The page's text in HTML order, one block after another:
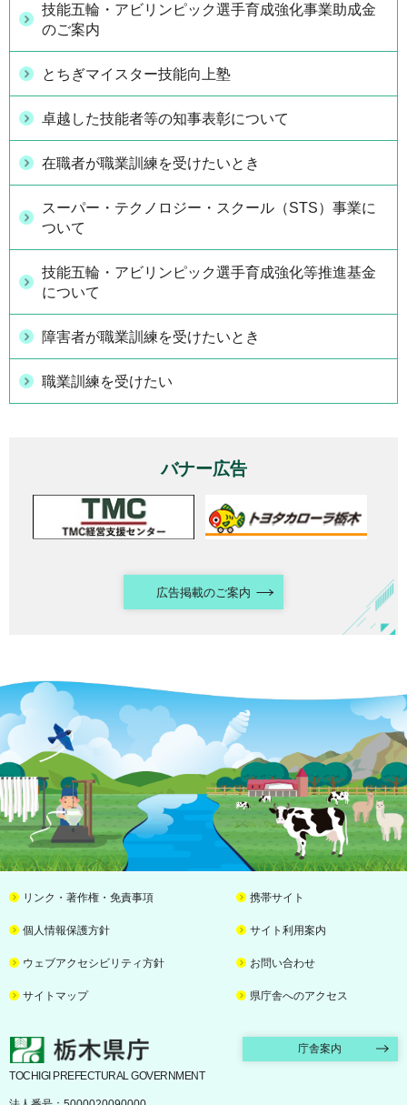
技能五輪・アビリンピック選手育成強化事業助成金
のご案内
とちぎマイスター技能向上塾
卓越した技能者等の知事表彰について
在職者が職業訓練を受けたいとき
スーパー・テクノロジー・スクール（STS）事業に
ついて
技能五輪・アビリンピック選手育成強化等推進基金
について
障害者が職業訓練を受けたいとき
職業訓練を受けたい
バナー広告
広告掲載のご案内
リンク・著作権・免責事項 携帯サイト
個人情報保護方針 サイト利用案内
ウェブアクセシビリティ方針 お問い合わせ
サイトマップ 県庁舎へのアクセス
栃木県庁 庁舎案内
TOCHIGI PREFECTURAL GOVERNMENT